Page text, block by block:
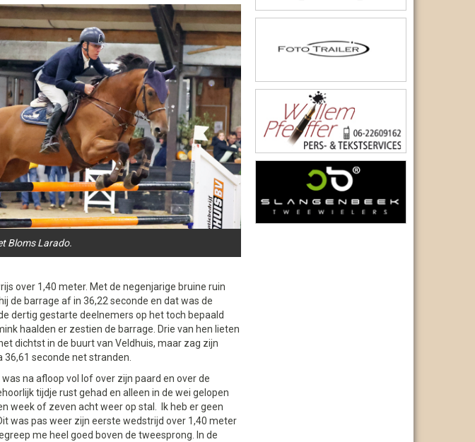
Bloms Larado.
over 1,40 meter. Met de negenjarige bruine ruin
de barrage af in 36,22 seconde en dat was de
dertig gestarte deelnemers op het toch bepaald
haalden er zestien de barrage. Drie van hen lieten
dichtst in de buurt van Veldhuis, maar zag zijn
seconde net stranden.
na afloop vol lof over zijn paard en over de
tijdje rust gehad en alleen in de wei gelopen
week of zeven acht weer op stal. Ik heb er geen
was pas weer zijn eerste wedstrijd over 1,40 meter
me heel goed boven de tweesprong. In de